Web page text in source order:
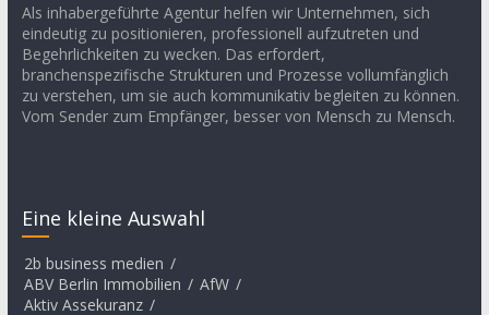
Als inhabergeführte Agentur helfen wir Unternehmen, sich
eindeutig zu positionieren, professionell aufzutreten und
Begehrlichkeiten zu wecken. Das erfordert,
branchenspezifische Strukturen und Prozesse vollumfänglich
zu verstehen, um sie auch kommunikativ begleiten zu können.
Vom Sender zum Empfänger, besser von Mensch zu Mensch.
Eine kleine Auswahl
2b business medien /
ABV Berlin Immobilien / AfW /
Aktiv Assekuranz /